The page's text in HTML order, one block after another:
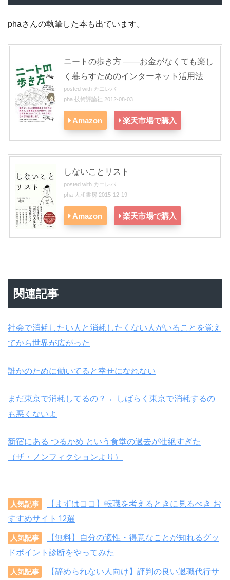
phaさんの執筆した本も出ています。
ニートの歩き方 ――お金がなくても楽し
く暮らすためのインターネット活用法
posted with カエレバ
pha 技術評論社 2012-08-03
Amazon 楽天市場で購入
しないことリスト
posted with カエレバ
pha 大和書房 2015-12-19
Amazon 楽天市場で購入
関連記事
社会で消耗したい人と消耗したくない人がいることを覚え
てから世界が広がった
誰かのために働いてると幸せになれない
まだ東京で消耗してるの？ ←しばらく東京で消耗するの
も悪くないよ
新宿にある つるかめ という食堂の過去が壮絶すぎた
（ザ・ノンフィクションより）
人気記事
【まずはココ】転職を考えるときに見るべき お
すすめサイト 12選
人気記事
【無料】自分の適性・得意なことが知れるグッ
ドポイント診断をやってみた
人気記事
【辞められない人向け】評判の良い退職代行サ